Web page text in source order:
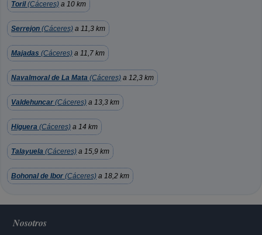
Toril(Cáceres) a 10 km
Serrejon (Cáceres) a 11,3 km
Majadas (Cáceres) a 11,7 km
Navalmoral de La Mata (Cáceres) a 12,3 km
Valdehuncar (Cáceres) a 13,3 km
Higuera (Cáceres) a 14 km
Talayuela (Cáceres) a 15,9 km
Bohonal de Ibor (Cáceres) a 18,2 km
Nosotros